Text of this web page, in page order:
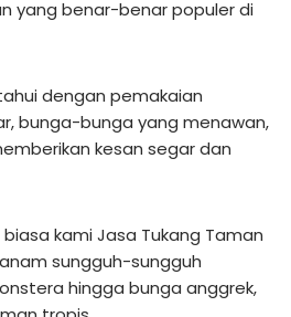
yang benar-benar populer di
dengan pemakaian
bunga-bunga yang menawan,
kesan segar dan
kami Jasa Tukang Taman
sungguh-sungguh
hingga bunga anggrek,